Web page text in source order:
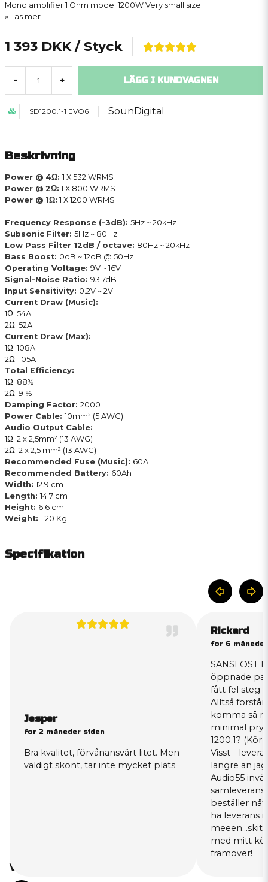
Mono amplifier 1 Ohm model 1200W Very small size
Läs mer
1 393 DKK / Styck
- + LÄGG I KUNDVAGNEN
SD1200.1-1 EVO6 SounDigital
Beskrivning
Power @ 4Ω: 1 X 532 WRMS
Power @ 2Ω: 1 X 800 WRMS
Power @ 1Ω: 1 X 1200 WRMS
Frequency Response (-3dB): 5Hz ~ 20kHz
Subsonic Filter: 5Hz ~ 80Hz
Low Pass Filter 12dB / octave: 80Hz ~ 20kHz
Bass Boost: 0dB ~ 12dB @ 50Hz
Operating Voltage: 9V ~ 16V
Signal-Noise Ratio: 93.7dB
Input Sensitivity: 0.2V ~ 2V
Current Draw (Music):
1Ω: 54A
2Ω: 52A
Current Draw (Max):
1Ω: 108A
2Ω: 105A
Total Efficiency:
1Ω: 88%
2Ω: 91%
Damping Factor: 2000
Power Cable: 10mm² (5 AWG)
Audio Output Cable:
1Ω: 2 x 2,5mm² (13 AWG)
2Ω: 2 x 2,5 mm² (13 AWG)
Recommended Fuse (Music): 60A
Recommended Battery: 60Ah
Width: 12.9 cm
Length: 14.7 cm
Height: 6.6 cm
Weight: 1.20 Kg.
Specifikation
Jesper
for 2 måneder siden
Bra kvalitet, förvånansvärt litet. Men
väldigt skönt, tar inte mycket plats
Rickard
for 6
SANSLÖST
öppnade
fått fel steg i
Alltså
komma så
minimal
1200.1?
Visst -
längre än
Audio55
beställer
ha leverans i
med mitt
framöver!
Varför handla hos oss?